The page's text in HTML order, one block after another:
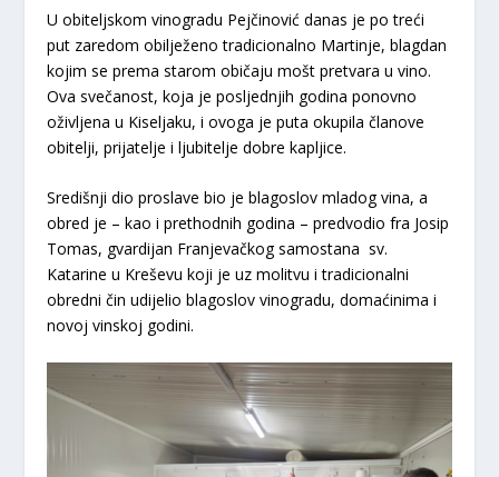
U obiteljskom vinogradu Pejčinović danas je po treći
put zaredom obilježeno tradicionalno Martinje, blagdan
kojim se prema starom običaju mošt pretvara u vino.
Ova svečanost, koja je posljednjih godina ponovno
oživljena u Kiseljaku, i ovoga je puta okupila članove
obitelji, prijatelje i ljubitelje dobre kapljice.
Središnji dio proslave bio je blagoslov mladog vina, a
obred je – kao i prethodnih godina – predvodio fra Josip
Tomas, gvardijan Franjevačkog samostana sv.
Katarine u Kreševu koji je uz molitvu i tradicionalni
obredni čin udijelio blagoslov vinogradu, domaćinima i
novoj vinskoj godini.